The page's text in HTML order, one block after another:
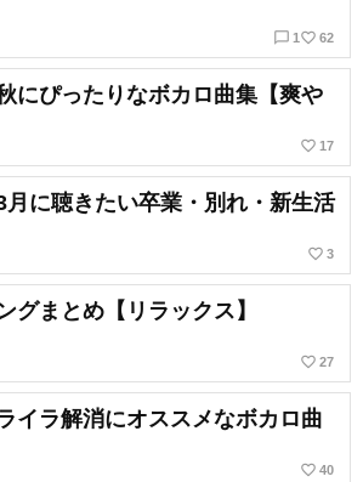
chat_bubble_outline 1 favorite_border 62
にぴったりなボカロ曲集【爽や
favorite_border 17
月に聴きたい卒業・別れ・新生活
favorite_border 3
グまとめ【リラックス】
favorite_border 27
イラ解消にオススメなボカロ曲
favorite_border 40